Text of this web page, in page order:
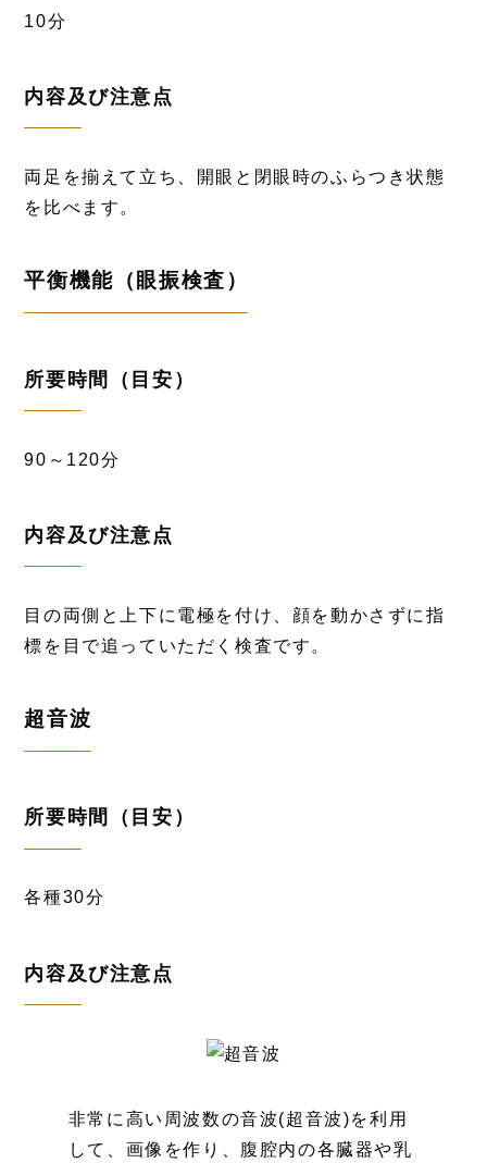
10分
内容及び注意点
両足を揃えて立ち、開眼と閉眼時のふらつき状態
を比べます。
平衡機能（眼振検査）
所要時間（目安）
90～120分
内容及び注意点
目の両側と上下に電極を付け、顔を動かさずに指
標を目で追っていただく検査です。
超音波
所要時間（目安）
各種30分
内容及び注意点
非常に高い周波数の音波(超音波)を利用
して、画像を作り、腹腔内の各臓器や乳